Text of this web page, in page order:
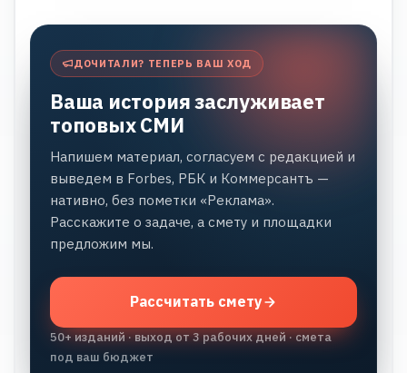
ДОЧИТАЛИ? ТЕПЕРЬ ВАШ ХОД
Ваша история заслуживает
топовых СМИ
Напишем материал, согласуем с редакцией и
выведем в Forbes, РБК и Коммерсантъ —
нативно, без пометки «Реклама».
Расскажите о задаче, а смету и площадки
предложим мы.
Рассчитать смету
50+ изданий · выход от 3 рабочих дней · смета
под ваш бюджет